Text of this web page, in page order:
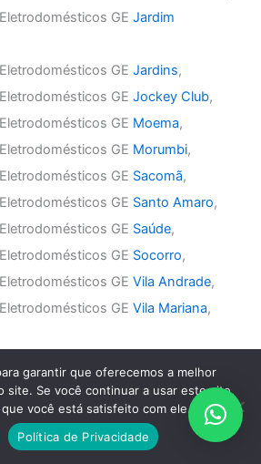
GEJardim
GEJardins,
GEJockey Club,
GE Moema,
GE Morumbi,
GE Sacomã,
GE Santo Amaro,
GE Saúde,
GE Socorro,
GEVila Andrade,
GEVila Mariana,
GE Água Rasa
Eletrodomésticos GEAnália Franco,
Eletrodomésticos GEAricanduva,
garantir que oferecemos a melhor
site. Se você continuar a usar este site,
você está satisfeito com ele.
Política de Privacidade